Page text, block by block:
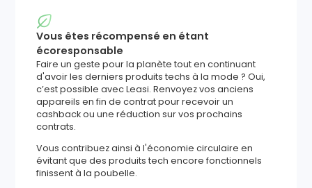
Vous êtes récompensé en étant
écoresponsable
Faire un geste pour la planète tout en continuant
d'avoir les derniers produits techs à la mode ? Oui,
c’est possible avec Leasi. Renvoyez vos anciens
appareils en fin de contrat pour recevoir un
cashback ou une réduction sur vos prochains
contrats.
Vous contribuez ainsi à l'économie circulaire en
évitant que des produits tech encore fonctionnels
finissent à la poubelle.